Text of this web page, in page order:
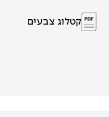
קטלוג צבעים